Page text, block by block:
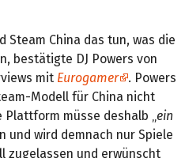
Steam China das tun, was die
bestätigte DJ Powers von
mit Eurogamer
. Powers
Modell für China nicht
müsse deshalb „ ein
und wird demnach nur Spiele
zugelassen und erwünscht